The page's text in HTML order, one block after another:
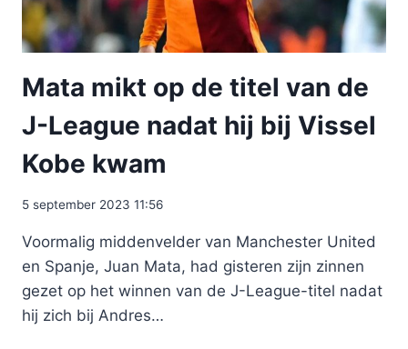
Mata mikt op de titel van de
J-League nadat hij bij Vissel
Kobe kwam
5 september 2023 11:56
Voormalig middenvelder van Manchester United
en Spanje, Juan Mata, had gisteren zijn zinnen
gezet op het winnen van de J-League-titel nadat
hij zich bij Andres…